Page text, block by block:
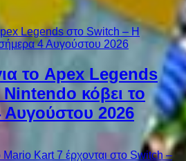
το Apex Legends
κόβει το
2026